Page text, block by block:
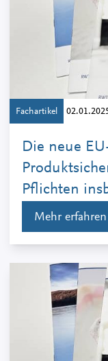
Fachartikel
Die neue
Pflichten
Händler
Mehr erfahren